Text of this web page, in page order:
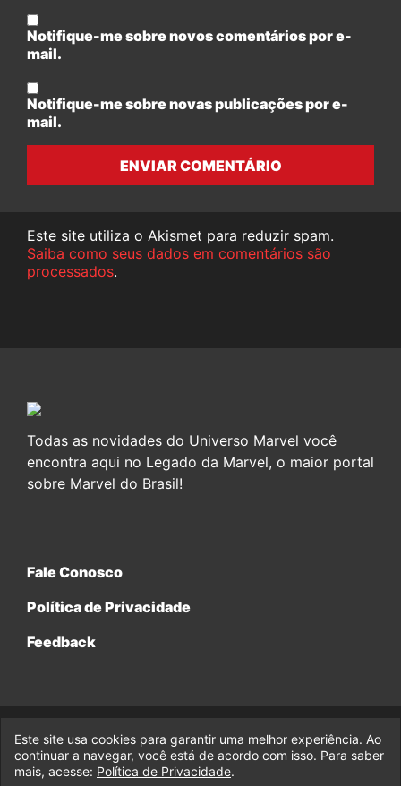
Notifique-me sobre novos comentários por e-
mail.
Notifique-me sobre novas publicações por e-
mail.
ENVIAR COMENTÁRIO
Este site utiliza o Akismet para reduzir spam.
Saiba como seus dados em comentários são
processados.
Todas as novidades do Universo Marvel você
encontra aqui no Legado da Marvel, o maior portal
sobre Marvel do Brasil!
Fale Conosco
Política de Privacidade
Feedback
© 2017-2026 Legado da Marvel, uma empresa da Legado
Enterprises.
Este site usa cookies para garantir uma melhor experiência. Ao
continuar a navegar, você está de acordo com isso. Para saber
mais, acesse: Política de Privacidade.